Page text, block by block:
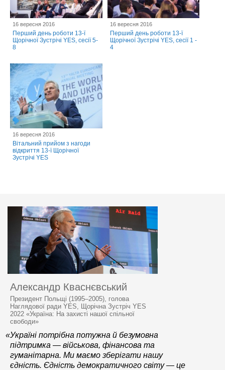
16 вересня 2016
Перший день роботи 13-ї
Щорічної Зустрічі YES, сесії 5-
8
16 вересня 2016
Перший день роботи 13-ї
Щорічної Зустрічі YES, сесії 1 -
4
16 вересня 2016
Вітальний прийом з нагоди
відкриття 13-ї Щорічної
Зустрічі YES
Александр Кваснєвський
Президент Польщі (1995–2005), голова
Наглядової ради YES, Щорічна Зустріч YES
2022 «Україна: На захисті нашої спільної
свободи»
«Україні потрібна потужна й безумовна
підтримка — військова, фінансова та
гуманітарна. Ми маємо зберігати нашу
єдність. Єдність демократичного світу — це